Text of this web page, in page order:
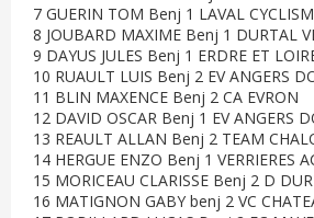
7 GUERIN TOM Benj 1 LAVAL
8 JOUBARD MAXIME Benj 1 DURTAL
9 DAYUS JULES Benj 1 ERDRE ET
10 RUAULT LUIS Benj 2 EV ANGERS
11 BLIN MAXENCE Benj 2 CA EVRON
12 DAVID OSCAR Benj 1 EV ANGERS
13 REAULT ALLAN Benj 2 TEAM
14 HERGUE ENZO Benj 1 VERRIERES
15 MORICEAU CLARISSE Benj 2 D
16 MATIGNON GABY benj 2 VC